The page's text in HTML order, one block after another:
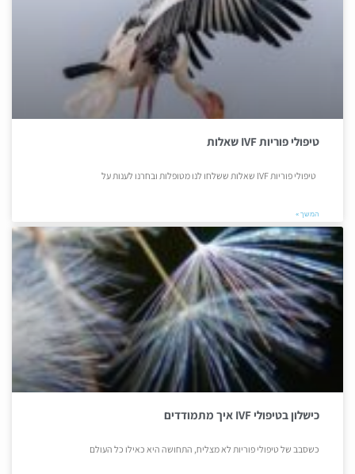
טיפולי פוריות IVF שאלות
טיפולי פוריות IVF שאלות ששלחו לנו מטופלות ובחרנו לענות על
המשך »
כישלון בטיפולי IVF איך מתמודדים
כשסבב של טיפולי פוריות לא מצליח, התחושה היא כאילו כל העולם